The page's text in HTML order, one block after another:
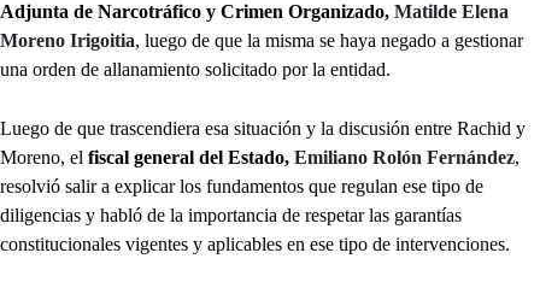
Adjunta de Narcotráfico y Crimen Organizado, Matilde Elena
Moreno Irigoitia, luego de que la misma se haya negado a gestionar
una orden de allanamiento solicitado por la entidad.
Luego de que trascendiera esa situación y la discusión entre Rachid y
Moreno, el fiscal general del Estado, Emiliano Rolón Fernández,
resolvió salir a explicar los fundamentos que regulan ese tipo de
diligencias y habló de la importancia de respetar las garantías
constitucionales vigentes y aplicables en ese tipo de intervenciones.